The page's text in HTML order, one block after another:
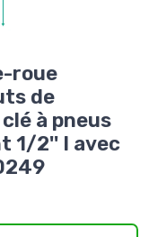
roue
de
à pneus
1/2'' I avec